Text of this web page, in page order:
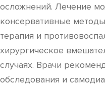
осложнений. Лечение
консервативные
терапия и
хирургическое
случаях. Врачи
обследования и